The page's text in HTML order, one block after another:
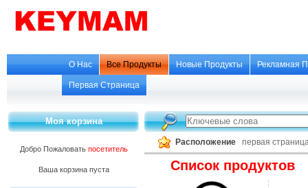
О Нас Все Продукты Новые Продукты Рекламная
Первая Страница
Моя корзина
Добро Пожаловать посетитель
Ваша корзина пуста
Расположение первая
Список продуктов